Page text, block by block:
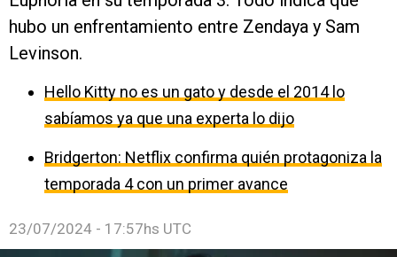
hubo un enfrentamiento entre Zendaya y Sam
Levinson.
Hello Kitty no es un gato y desde el 2014 lo
sabíamos ya que una experta lo dijo
Bridgerton: Netflix confirma quién protagoniza la
temporada 4 con un primer avance
23/07/2024 - 17:57hs UTC